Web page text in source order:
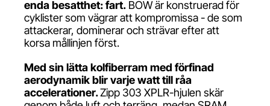
enda besatthet: fart. BOW är konstruerad för
cyklister som vägrar att kompromissa - de som
attackerar, dominerar och strävar efter att
korsa mållinjen först.
Med sin lätta kolfiberram med förfinad
aerodynamik blir varje watt till råa
accelerationer.Zipp 303 XPLR-hjulen skär